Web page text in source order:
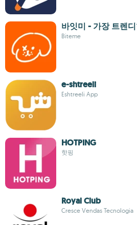
바잇미 - 가장 트렌
Biteme
e-shtreeli
Eshtreeli App
HOTPING
핫핑
Royal Club
Cresce Vendas Tecnologia